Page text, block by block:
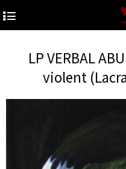
4
LP VERBAL
violent